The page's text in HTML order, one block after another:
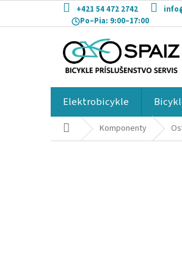
obsah
+421 54 472 2742
Po–Pia: 9:00–17:00
Elektrobicykle
DomovKomponenty